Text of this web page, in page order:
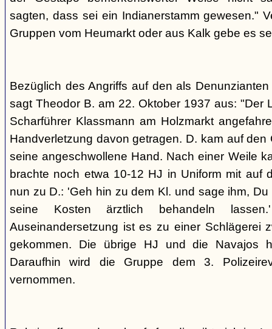
sagten, dass sei ein Indianerstamm gewesen."
Gruppen vom Heumarkt oder aus Kalk gebe es
Bezüglich des Angriffs auf den als
sagt Theodor B. am 22. Oktober 1937 aus: "Der
Scharführer Klassmann am Holzmarkt
Handverletzung davon getragen. D. kam auf den
seine angeschwollene Hand. Nach einer Weile
brachte noch etwa 10-12 HJ in Uniform mit auf
nun zu D.: 'Geh hin zu dem Kl. und sage ihm,
seine Kosten ärztlich behandeln
Auseinandersetzung ist es zu einer Schlägerei
gekommen. Die übrige HJ und die Navajos
Daraufhin wird die Gruppe dem 3.
vernommen.